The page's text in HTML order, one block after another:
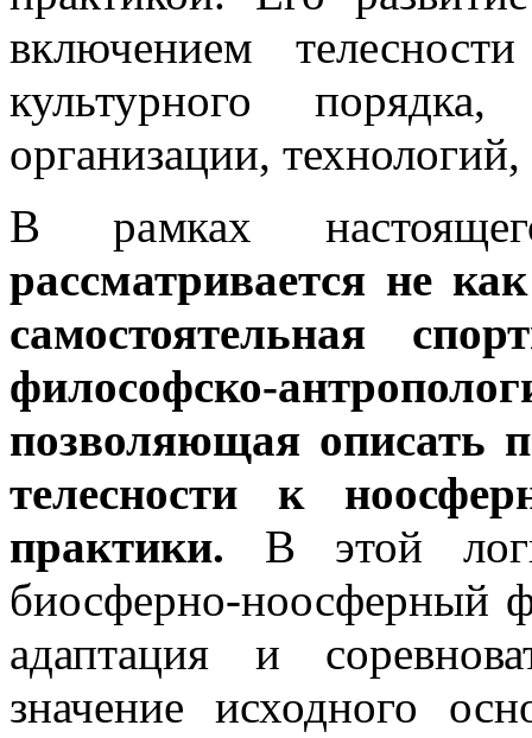
включением
культурного порядка,
организации,
В рамках
рассматривается не
самостоятельная
философско-
позволяющая описать
телесности к
практики. В этой
биосферно-ноосферный
адаптация и
значение исходного